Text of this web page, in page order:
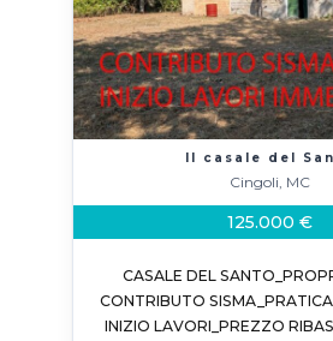
Il casale del
Cingoli, MC
125.000 €
CASALE DEL
CONTRIBUTO
INIZIO LAVORI_PREZZO